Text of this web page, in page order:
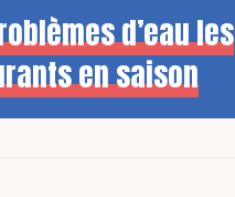
d’eau les
en saison